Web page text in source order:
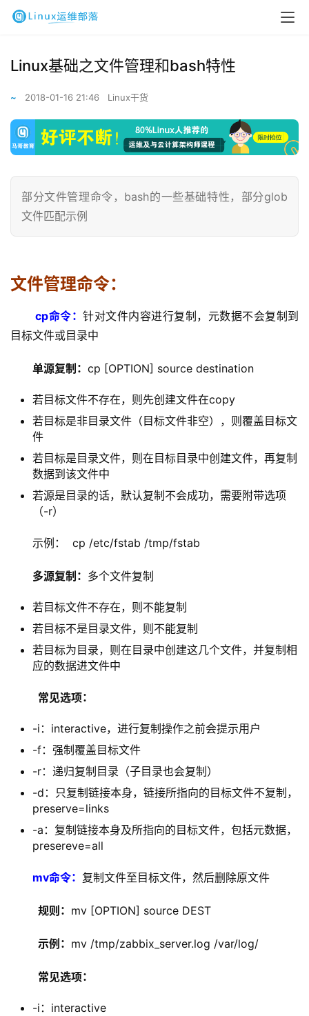
Linux基础之文件管理和bash特性
~ 2018-01-16 21:46 Linux干货
部分文件管理命令，bash的一些基础特性，部分glob
文件匹配示例
文件管理命令：
cp命令：针对文件内容进行复制，元数据不会复制到
目标文件或目录中
单源复制： cp [OPTION] source destination
若目标文件不存在，则先创建文件在copy
若目标是非目录文件（目标文件非空），则覆盖目标文
件
若目标是目录文件，则在目标目录中创建文件，再复制
数据到该文件中
若源是目录的话，默认复制不会成功，需要附带选项
（-r）
示例：  cp /etc/fstab /tmp/fstab
多源复制： 多个文件复制
若目标文件不存在，则不能复制
若目标不是目录文件，则不能复制
若目标为目录，则在目录中创建这几个文件，并复制相
应的数据进文件中
常见选项：
-i：interactive，进行复制操作之前会提示用户
-f：强制覆盖目标文件
-r：递归复制目录（子目录也会复制）
-d：只复制链接本身，链接所指向的目标文件不复制，
preserve=links
-a：复制链接本身及所指向的目标文件，包括元数据，
presereve=all
mv命令： 复制文件至目标文件，然后删除原文件
规则： mv [OPTION] source DEST
示例： mv /tmp/zabbix_server.log /var/log/
常见选项：
-i：interactive